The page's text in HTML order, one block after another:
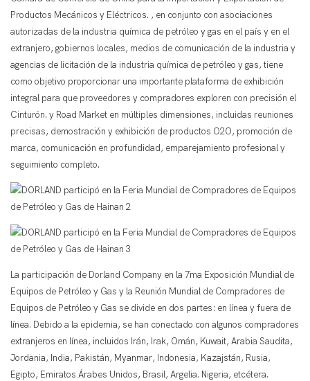
Productos Mecánicos y Eléctricos. , en conjunto con asociaciones
autorizadas de la industria química de petróleo y gas en el país y en el
extranjero, gobiernos locales, medios de comunicación de la industria y
agencias de licitación de la industria química de petróleo y gas, tiene
como objetivo proporcionar una importante plataforma de exhibición
integral para que proveedores y compradores exploren con precisión el
Cinturón. y Road Market en múltiples dimensiones, incluidas reuniones
precisas, demostración y exhibición de productos O2O, promoción de
marca, comunicación en profundidad, emparejamiento profesional y
seguimiento completo.
La participación de Dorland Company en la 7ma Exposición Mundial de
Equipos de Petróleo y Gas y la Reunión Mundial de Compradores de
Equipos de Petróleo y Gas se divide en dos partes: en línea y fuera de
línea. Debido a la epidemia, se han conectado con algunos compradores
extranjeros en línea, incluidos Irán, Irak, Omán, Kuwait, Arabia Saudita,
Jordania, India, Pakistán, Myanmar, Indonesia, Kazajstán, Rusia,
Egipto, Emiratos Árabes Unidos, Brasil, Argelia. Nigeria, etcétera.